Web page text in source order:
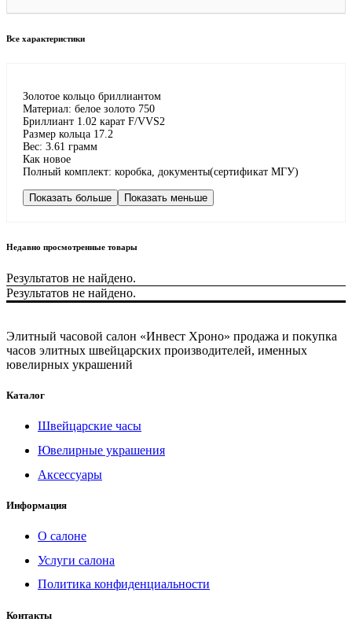
Все характеристики
Золотое кольцо бриллиантом
Материал: белое золото 750
Бриллиант 1.02 карат F/VVS2
Размер кольца 17.2
Вес: 3.61 грамм
Как новое
Полный комплект: коробка, документы(сертификат МГУ)
Показать больше Показать меньше
Недавно просмотренные товары
Результатов не найдено.
Результатов не найдено.
Элитный часовой салон «Инвест Хроно» продажа и покупка
часов элитных швейцарских производителей, именных
ювелирных украшений
Каталог
Швейцарские часы
Ювелирные украшения
Аксессуары
Информация
О салоне
Услуги салона
Политика конфиденциальности
Контакты